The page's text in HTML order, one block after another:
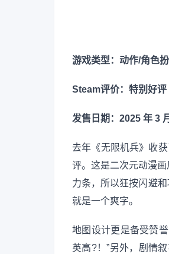
游戏类型：动作/角色
Steam评价：特别好
发售日期：2025 年 3
去年《无限机兵》收
评。这是二次元动漫
力条，所以狂按闪避
就是一个爽字。
地图设计更是备受赞
英高?！”另外，剧情